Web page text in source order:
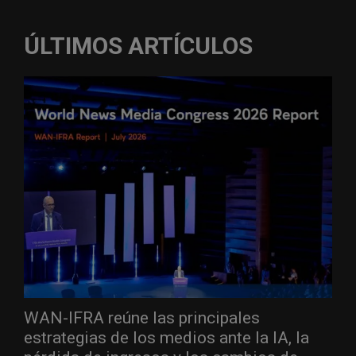
ÚLTIMOS ARTÍCULOS
WAN-IFRA reúne las principales
estrategias de los medios ante la IA, la